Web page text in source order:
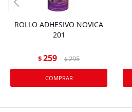
ROLLO ADHESIVO NOVICA
201
$259 $ 295